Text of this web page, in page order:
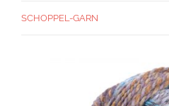
SCHOPPEL-GARN